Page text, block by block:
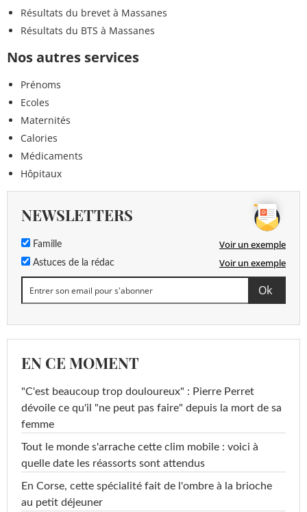
Résultats du brevet à Massanes
Résultats du BTS à Massanes
Nos autres services
Prénoms
Ecoles
Maternités
Calories
Médicaments
Hôpitaux
NEWSLETTERS
Famille Voir un exemple
Astuces de la rédac Voir un exemple
EN CE MOMENT
"C'est beaucoup trop douloureux" : Pierre Perret
dévoile ce qu'il "ne peut pas faire" depuis la mort de sa
femme
Tout le monde s'arrache cette clim mobile : voici à
quelle date les réassorts sont attendus
En Corse, cette spécialité fait de l'ombre à la brioche
au petit déjeuner